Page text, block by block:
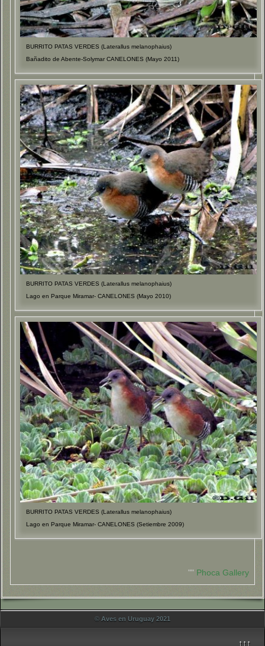
BURRITO PATAS VERDES (Laterallus melanophaius)
Bañadito de Abente-Solymar CANELONES (Mayo 2011)
BURRITO PATAS VERDES (Laterallus melanophaius)
Lago en Parque Miramar- CANELONES (Mayo 2010)
BURRITO PATAS VERDES (Laterallus melanophaius)
Lago en Parque Miramar- CANELONES (Setiembre 2009)
"" Phoca Gallery
© Aves en Uruguay 2021
↑↑↑